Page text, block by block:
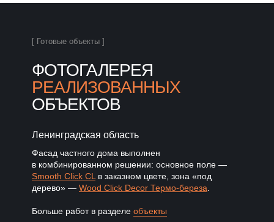
ФОТОГАЛЕРЕЯ
РЕАЛИЗОВАННЫХ
ОБЪЕКТОВ
[ Готовые объекты ]
Фасад частного дома выполнен
в комбинированном решении: основное поле —
Smooth Click CL в заказном цвете, зона «под
дерево» — Wood Click Decor Термо-береза
Больше работ в разделе объекты
Ленинградская область